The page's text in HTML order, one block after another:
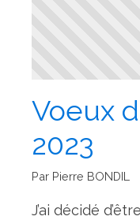
Voeux
2023
Par Pierre BONDIL
J’ai décidé